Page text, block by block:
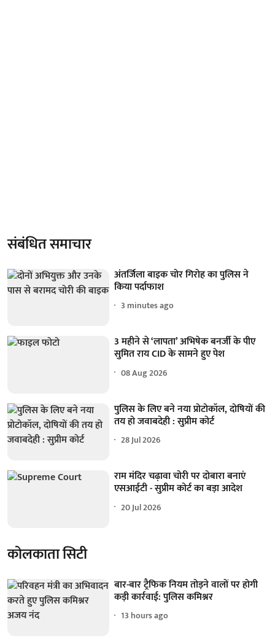
संबंधित समाचार
अंतर्जिला बाइक चोर गिरोह का पुलिस ने
किया पर्दाफाश
3 minutes ago
3 महीने से ‘लापता’ अभिषेक बनर्जी के पीए
सुमित राय CID के सामने हुए पेश
08 Aug 2026
पुलिस के लिए बने नया प्रोटोकॉल, दोषियों की
तय हो जवाबदेही : सुप्रीम कोर्ट
28 Jul 2026
राम मंदिर चढ़ावा चोरी पर दोबारा बनाएं
एसआईटी - सुप्रीम कोर्ट का बड़ा आदेश
20 Jul 2026
कोलकाता सिटी
बार-बार ट्रैफिक नियम तोड़ने वालों पर होगी
कड़ी कार्रवाई: पुलिस कमिश्नर
13 hours ago